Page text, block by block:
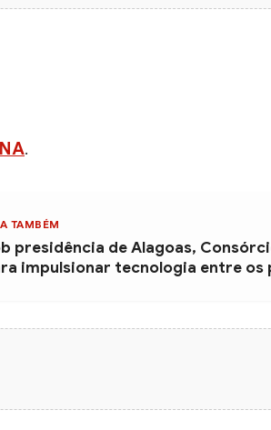
.
TAMBÉM
presidência de Alagoas,
impulsionar tecnologia entre os